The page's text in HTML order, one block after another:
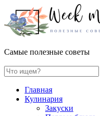
Самые полезные советы
Главная
Кулинария
Закуски